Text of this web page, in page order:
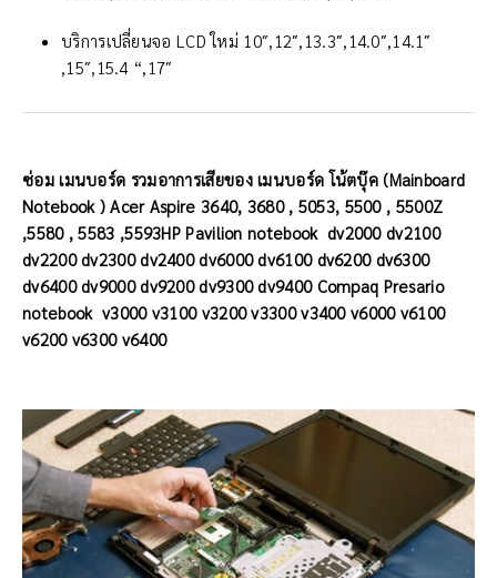
บริการเปลี่ยนจอ LCD ใหม่ 10″,12″,13.3″,14.0″,14.1″
,15″,15.4 “,17″
ซ่อม เมนบอร์ด รวมอาการเสียของ เมนบอร์ด โน้ตบุ๊ค (Mainboard
Notebook ) Acer Aspire 3640, 3680 , 5053, 5500 , 5500Z
,5580 , 5583 ,5593HP Pavilion notebook dv2000 dv2100
dv2200 dv2300 dv2400 dv6000 dv6100 dv6200 dv6300
dv6400 dv9000 dv9200 dv9300 dv9400 Compaq Presario
notebook v3000 v3100 v3200 v3300 v3400 v6000 v6100
v6200 v6300 v6400